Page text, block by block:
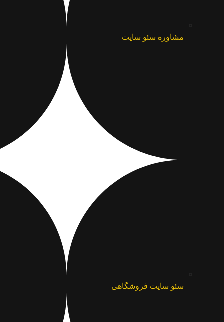
مشاوره سئو سایت
سئو سایت فروشگاهی